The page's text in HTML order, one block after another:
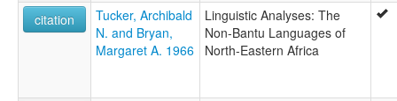
citation
Tucker, Archibald
N. and Bryan,
Margaret A. 1966
Linguistic Analyses: The
Non-Bantu Languages of
North-Eastern Africa